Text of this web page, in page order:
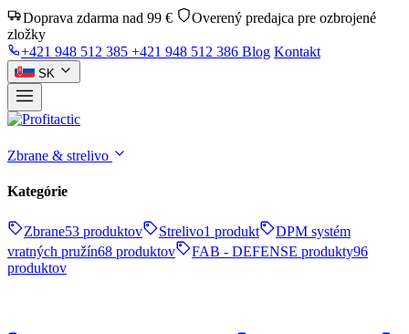
Doprava zdarma nad 99 €
Overený predajca pre ozbrojené
zložky
+421 948 512 385 +421 948 512 386 Blog Kontakt
SK
Zbrane & strelivo
Kategórie
Zbrane53 produktov Strelivo1 produkt
DPM systém
vratných pružín68 produktov FAB - DEFENSE produkty96
produktov